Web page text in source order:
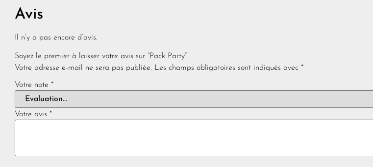
Avis
Il n’y a pas encore d’avis.
Soyez le premier à laisser votre avis sur “Pack Party”
Votre adresse e-mail ne sera pas publiée. Les champs obligatoires sont indiqués avec *
Votre note *
Votre avis *